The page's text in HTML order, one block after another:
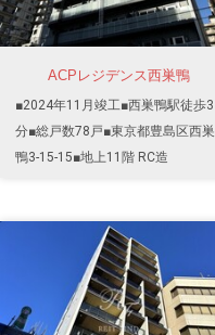
ACPレジデンス西巣鴨
■2024年11月竣工■西巣鴨駅徒歩3
分■総戸数78戸■東京都豊島区西巣
鴨3-15-15■地上11階 RC造